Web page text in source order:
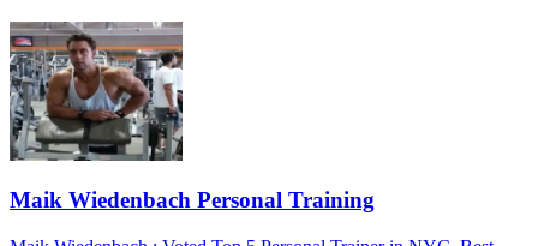
Maik Wiedenbach Personal Training